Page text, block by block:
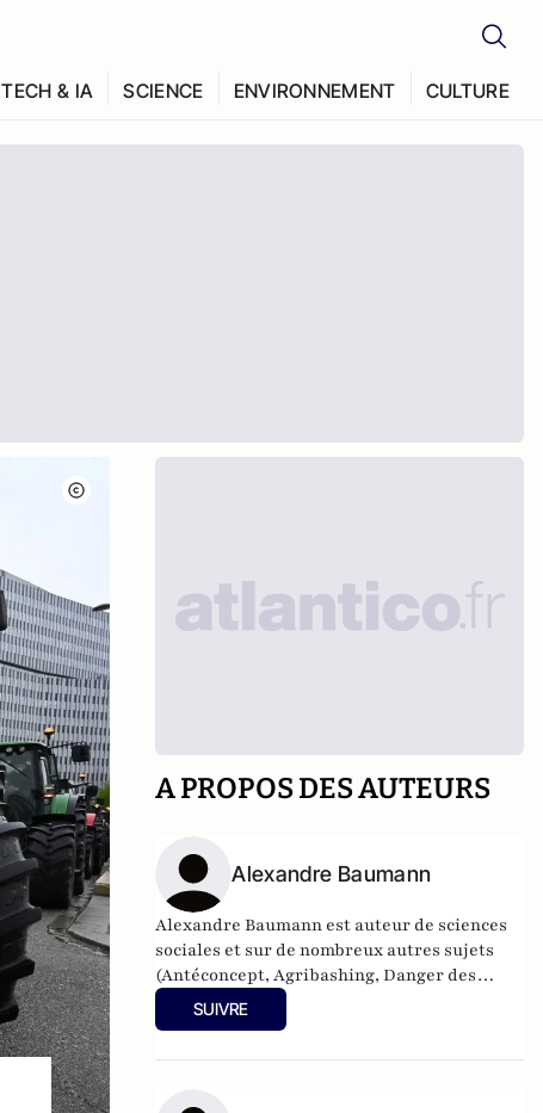
TECH & IA SCIENCE ENVIRONNEMENT CULTURE
A PROPOS DES AUTEURS
Alexandre Baumann
Alexandre Baumann est auteur de sciences
sociales et sur de nombreux autres sujets
(Antéconcept, Agribashing, Danger des
agrégats, Cancer militant).
SUIVRE